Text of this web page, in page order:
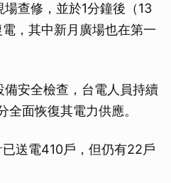
查修，並於1分鐘後（13
，其中新月廣場也在第一
安全檢查，台電人員持續
面恢復其電力供應。
送電410戶，但仍有22戶